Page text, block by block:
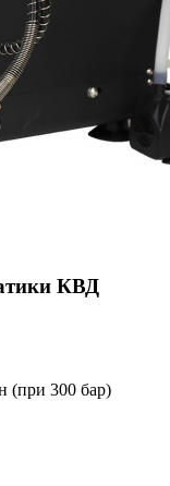
КВД
(при 300 бар)